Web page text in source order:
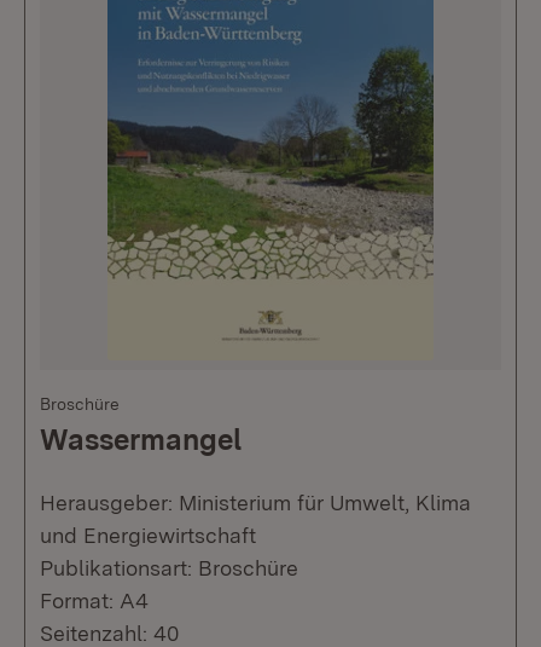
Broschüre
Wassermangel
Herausgeber: Ministerium für Umwelt, Klima
und Energiewirtschaft
Publikationsart: Broschüre
Format: A4
Seitenzahl: 40